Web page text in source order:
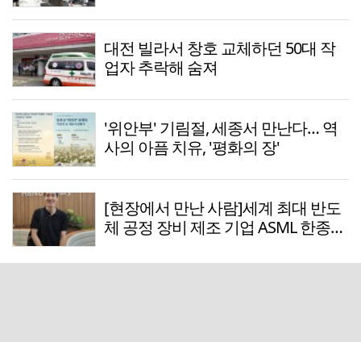
대전 빌라서 창호 교체하던 50대 작
업자 추락해 숨져
'위안부' 기림절, 세종서 만난다… 역
사의 아픔 치유, '평화의 장'
[현장에서 만난 사람]세계 최대 반도
체 공정 장비 제조 기업 ASML 한종호